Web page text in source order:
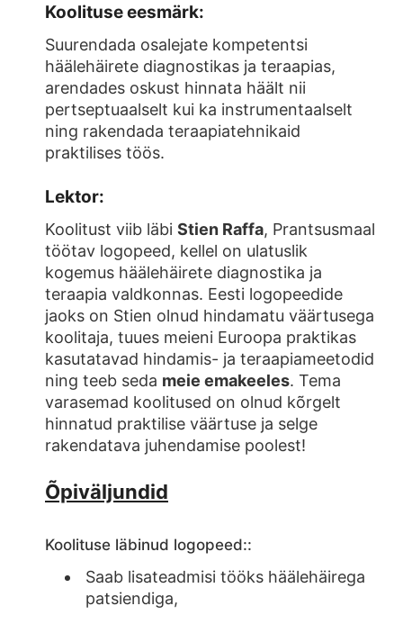
Koolituse eesmärk:
Suurendada osalejate kompetentsi
häälehäirete diagnostikas ja teraapias,
arendades oskust hinnata häält nii
pertseptuaalselt kui ka instrumentaalselt
ning rakendada teraapiatehnikaid
praktilises töös.
Lektor:
Koolitust viib läbi Stien Raffa, Prantsusmaal
töötav logopeed, kellel on ulatuslik
kogemus häälehäirete diagnostika ja
teraapia valdkonnas. Eesti logopeedide
jaoks on Stien olnud hindamatu väärtusega
koolitaja, tuues meieni Euroopa praktikas
kasutatavad hindamis- ja teraapiameetodid
ning teeb seda meie emakeeles. Tema
varasemad koolitused on olnud kõrgelt
hinnatud praktilise väärtuse ja selge
rakendatava juhendamise poolest!
Õpiväljundid
Koolituse läbinud logopeed::
Saab lisateadmisi tööks häälehäirega
patsiendiga,